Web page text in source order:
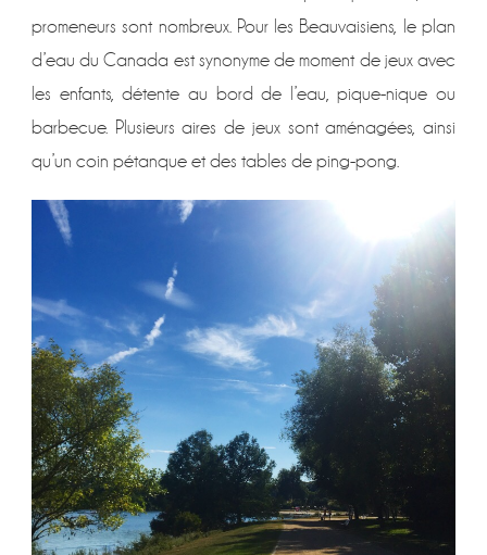
promeneurs sont nombreux. Pour les Beauvaisiens, le plan
d’eau du Canada est synonyme de moment de jeux avec
les enfants, détente au bord de l’eau, pique-nique ou
barbecue. Plusieurs aires de jeux sont aménagées, ainsi
qu’un coin pétanque et des tables de ping-pong.